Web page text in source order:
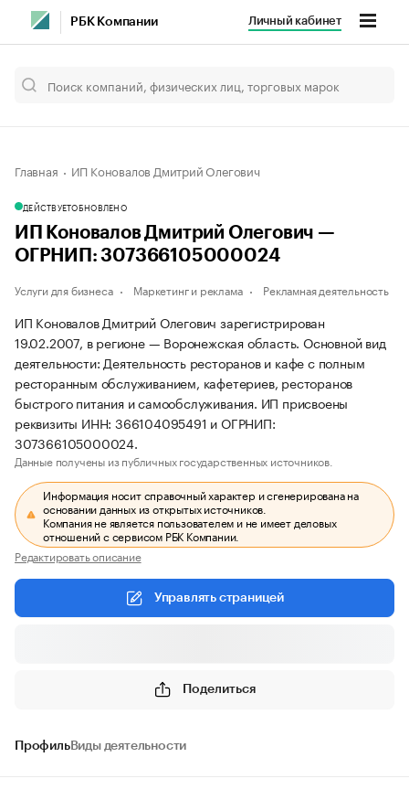
РБК Компании Личный кабинет
Главная ИП Коновалов Дмитрий Олегович
ДЕЙСТВУЕТОБНОВЛЕНО
ИП Коновалов Дмитрий Олегович —
ОГРНИП: 307366105000024
Услуги для бизнеса Маркетинг и реклама Рекламная деятельность
ИП Коновалов Дмитрий Олегович зарегистрирован
19.02.2007, в регионе — Воронежская область. Основной вид
деятельности: Деятельность ресторанов и кафе с полным
ресторанным обслуживанием, кафетериев, ресторанов
быстрого питания и самообслуживания. ИП присвоены
реквизиты ИНН: 366104095491 и ОГРНИП:
307366105000024.
Данные получены из публичных государственных источников.
Информация носит справочный характер и сгенерирована на
основании данных из открытых источников.
Компания не является пользователем и не имеет деловых
отношений с сервисом РБК Компании.
Редактировать описание
Управлять страницей
Поделиться
ПрофильВиды деятельности